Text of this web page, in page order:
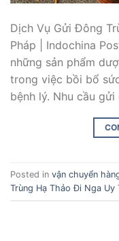
Dịch Vụ Gửi Đông
Pháp | Indochina
những sản phẩm
trong việc bồi bổ
bệnh lý. Nhu cầu
Posted in vận chuyển
Trùng Hạ Thảo Đi Nga Uy